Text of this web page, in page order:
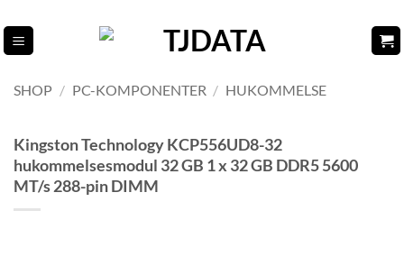
til
indhold
SHOP / PC-KOMPONENTER / HUKOMMELSE
Kingston Technology KCP556UD8-32
hukommelsesmodul 32 GB 1 x 32 GB DDR5 5600
MT/s 288-pin DIMM